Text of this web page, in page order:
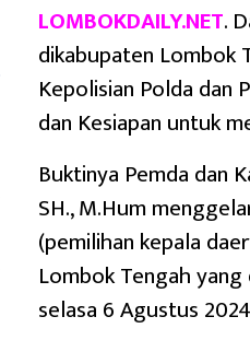
LOMBOKDAILY.NET.
dikabupaten Lombok
Kepolisian Polda dan
dan Kesiapan untuk
Buktinya Pemda dan
SH., M.Hum
(pemilihan kepala
Lombok Tengah
selasa 6 Agustus